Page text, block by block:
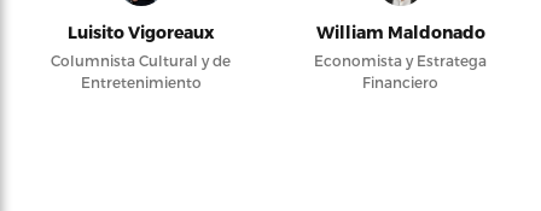
Luisito Vigoreaux
Columnista Cultural y de
Entretenimiento
William Maldonado
Economista y Estratega
Financiero